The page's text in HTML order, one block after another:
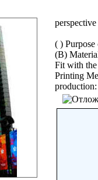
( )
(B)
Fit with the
Printing